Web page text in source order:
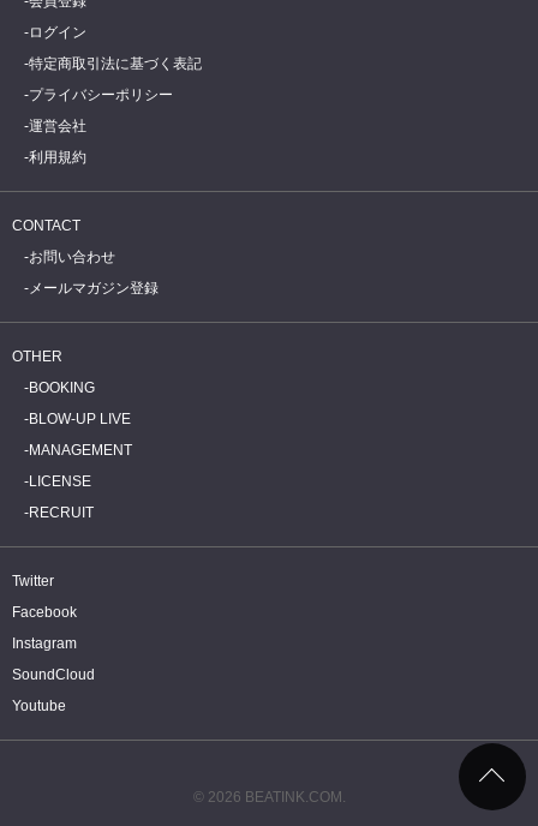
ログイン
特定商取引法に基づく表記
プライバシーポリシー
運営会社
利用規約
CONTACT
お問い合わせ
メールマガジン登録
OTHER
BOOKING
BLOW-UP LIVE
MANAGEMENT
LICENSE
RECRUIT
Twitter
Facebook
Instagram
SoundCloud
Youtube
© 2026 BEATINK.COM.